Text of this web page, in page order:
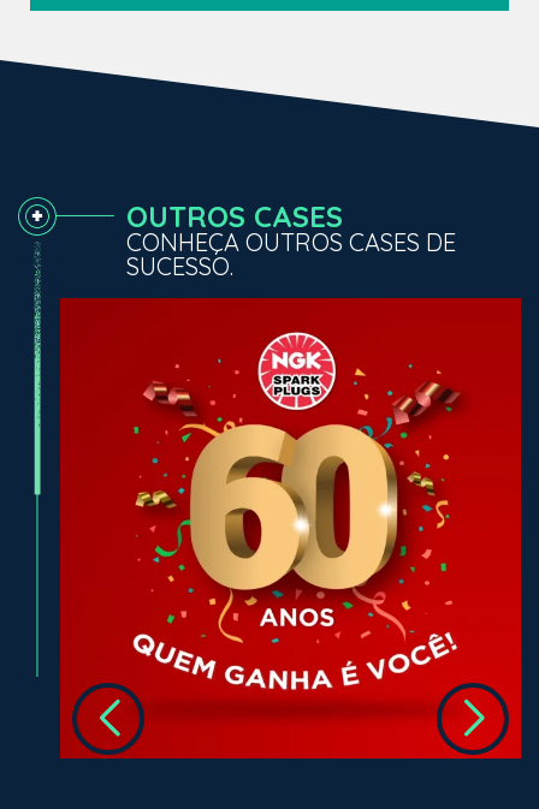
OUTROS CASES
CONHEÇA OUTROS CASES DE
SUCESSO.